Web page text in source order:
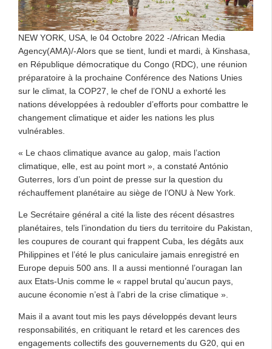
NEW YORK, USA, le 04 Octobre 2022 -/African Media
Agency(AMA)/-Alors que se tient, lundi et mardi, à Kinshasa,
en République démocratique du Congo (RDC), une réunion
préparatoire à la prochaine Conférence des Nations Unies
sur le climat, la COP27, le chef de l’ONU a exhorté les
nations développées à redoubler d’efforts pour combattre le
changement climatique et aider les nations les plus
vulnérables.
« Le chaos climatique avance au galop, mais l’action
climatique, elle, est au point mort », a constaté António
Guterres, lors d’un point de presse sur la question du
réchauffement planétaire au siège de l’ONU à New York.
Le Secrétaire général a cité la liste des récent désastres
planétaires, tels l’inondation du tiers du territoire du Pakistan,
les coupures de courant qui frappent Cuba, les dégâts aux
Philippines et l’été le plus caniculaire jamais enregistré en
Europe depuis 500 ans. Il a aussi mentionné l’ouragan Ian
aux Etats-Unis comme le « rappel brutal qu’aucun pays,
aucune économie n’est à l’abri de la crise climatique ».
Mais il a avant tout mis les pays développés devant leurs
responsabilités, en critiquant le retard et les carences des
engagements collectifs des gouvernements du G20, qui en